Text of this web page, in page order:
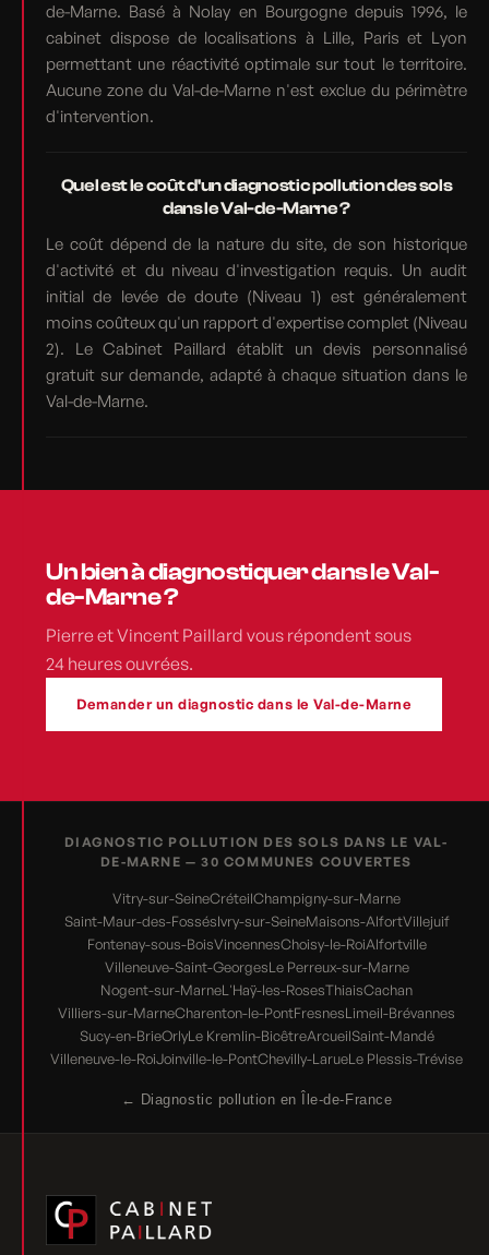
de-Marne. Basé à Nolay en Bourgogne depuis 1996, le
cabinet dispose de localisations à Lille, Paris et Lyon
permettant une réactivité optimale sur tout le territoire.
Aucune zone du Val-de-Marne n'est exclue du périmètre
d'intervention.
Quel est le coût d'un diagnostic pollution des sols
dans le Val-de-Marne ?
Le coût dépend de la nature du site, de son historique
d'activité et du niveau d'investigation requis. Un audit
initial de levée de doute (Niveau 1) est généralement
moins coûteux qu'un rapport d'expertise complet (Niveau
2). Le Cabinet Paillard établit un devis personnalisé
gratuit sur demande, adapté à chaque situation dans le
Val-de-Marne.
Un bien à diagnostiquer dans le Val-
de-Marne ?
Pierre et Vincent Paillard vous répondent sous
24 heures ouvrées.
Demander un diagnostic dans le Val-de-Marne
DIAGNOSTIC POLLUTION DES SOLS DANS LE VAL-
DE-MARNE — 30 COMMUNES COUVERTES
Vitry-sur-SeineCréteilChampigny-sur-Marne
Saint-Maur-des-FossésIvry-sur-SeineMaisons-AlfortVillejuif
Fontenay-sous-BoisVincennesChoisy-le-RoiAlfortville
Villeneuve-Saint-GeorgesLe Perreux-sur-Marne
Nogent-sur-MarneL'Haÿ-les-RosesThiaisCachan
Villiers-sur-MarneCharenton-le-PontFresnesLimeil-Brévannes
Sucy-en-BrieOrlyLe Kremlin-BicêtreArcueilSaint-Mandé
Villeneuve-le-RoiJoinville-le-PontChevilly-LarueLe Plessis-Trévise
← Diagnostic pollution en Île-de-France